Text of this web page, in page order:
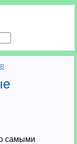
самыми